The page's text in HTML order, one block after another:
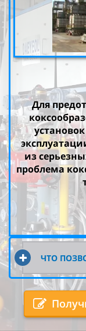
Для
из
проблема
ЧТО